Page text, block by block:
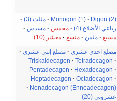
Monogon (1) Digon (2)
مثلث (3)
رباعي الأضلاع (4)
مخمس
مسدس
مسبع
مثمن متسع معشر (10)
مضلع احدى عشري
مضلع إثنى عشري
Triskaidecagon
Tetradecagon
Pentadecagon
Hexadecagon
Heptadecagon
Octadecagon
Nonadecagon (Enneadecagon)
عشروني (20)